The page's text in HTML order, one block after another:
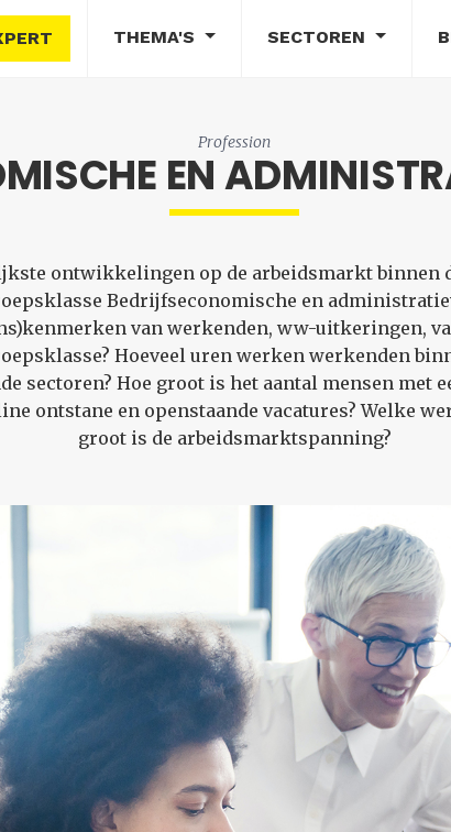
THEMA'S SECTOREN
Profession
EN
ontwikkelingen op de arbeidsmarkt binnen
Bedrijfseconomische en
van werkenden, ww-uitkeringen,
Hoeveel uren werken werkenden
sectoren? Hoe groot is het aantal mensen met
ontstane en openstaande vacatures? Welke
groot is de arbeidsmarktspanning?